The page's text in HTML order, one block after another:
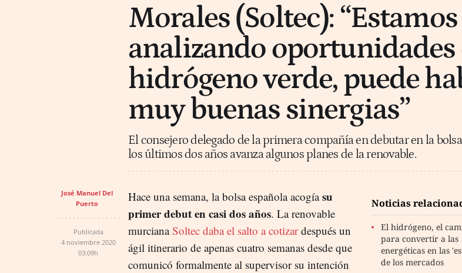
Morales (Soltec): “Estamos
analizando oportunidades
hidrógeno verde, puede
muy buenas sinergias”
El consejero delegado de la primera compañía en debutar en la
los últimos dos años avanza algunos planes de la renovable.
José Manuel Del
Puerto
Publicada
4 noviembre 2020
03:09h
Noticias
El hidrógeno, el
para convertir a las
energéticas en las
de los mercados
Hace una semana, la bolsa española acogíasu
primer debut en casi dos años. La renovable
murcianaSoltec daba el salto a cotizardespués un
ágil itinerario de apenas cuatro semanas desde que
comunicó formalmente al supervisor su intención